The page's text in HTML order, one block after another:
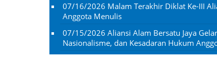
07/16/2026 Malam Terakhir Diklat Ke-III
Anggota Menulis
07/15/2026 Aliansi Alam Bersatu Jaya
Nasionalisme, dan Kesadaran Hukum